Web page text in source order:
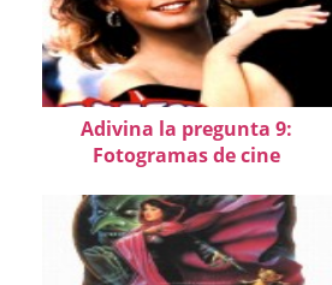
Adivina la pregunta 9:
Fotogramas de cine